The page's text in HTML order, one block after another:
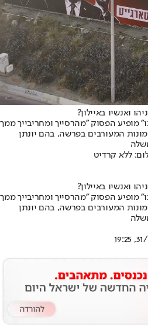
ואנשיו באיילון?
מופיע הפסוק ״מהרסייך ומחריבייך ממך
המעורבים בפרשה, בהם יונתן
ללא קרדיט
ואנשיו באיילון?
מופיע הפסוק ״מהרסייך ומחריבייך ממך
המעורבים בפרשה, בהם יונתן
31/